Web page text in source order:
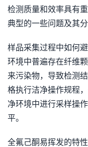
检测质量和效率具有
典型的一些问题及其分
样品采集过程中如何
环境中普遍存在纤维
来污染物，导致检测
格执行洁净操作规程
净环境中进行采样操
平。
全氟己酮易挥发的特